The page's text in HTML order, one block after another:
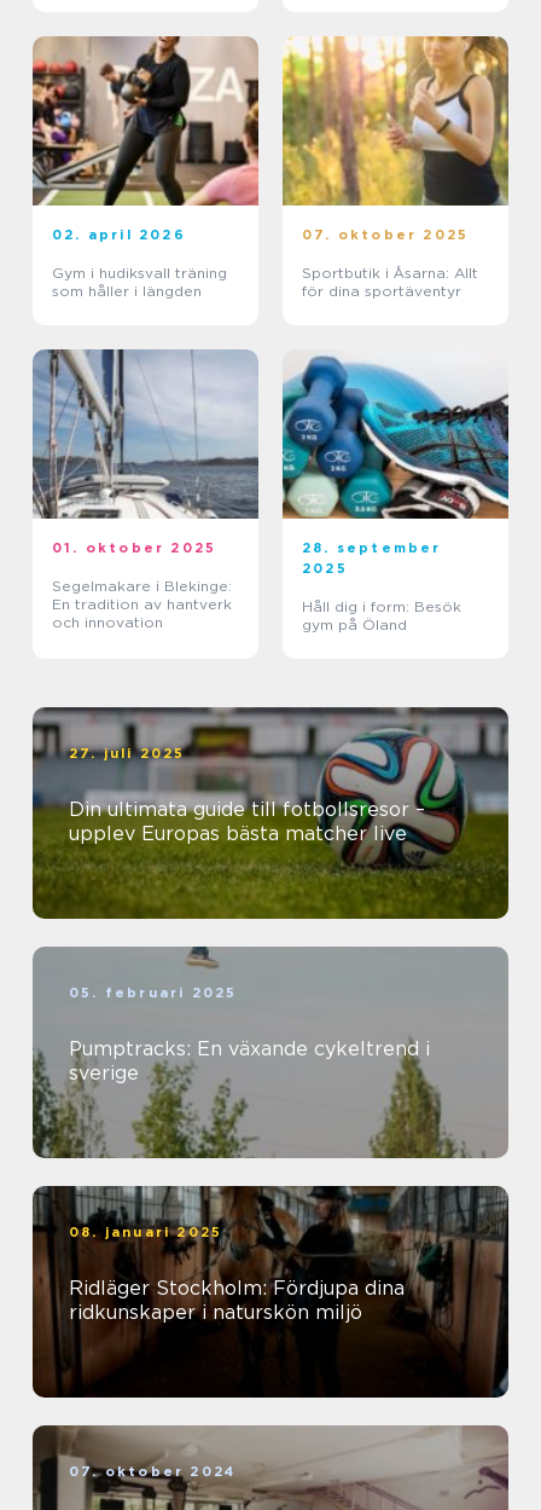
02. april 2026
Gym i hudiksvall träning
som håller i längden
07. oktober 2025
Sportbutik i Åsarna: Allt
för dina sportäventyr
01. oktober 2025
Segelmakare i Blekinge:
En tradition av hantverk
och innovation
28. september
2025
Håll dig i form: Besök
gym på Öland
27. juli 2025
Din ultimata guide till fotbollsresor –
upplev Europas bästa matcher live
05. februari 2025
Pumptracks: En växande cykeltrend i
sverige
08. januari 2025
Ridläger Stockholm: Fördjupa dina
ridkunskaper i naturskön miljö
07. oktober 2024